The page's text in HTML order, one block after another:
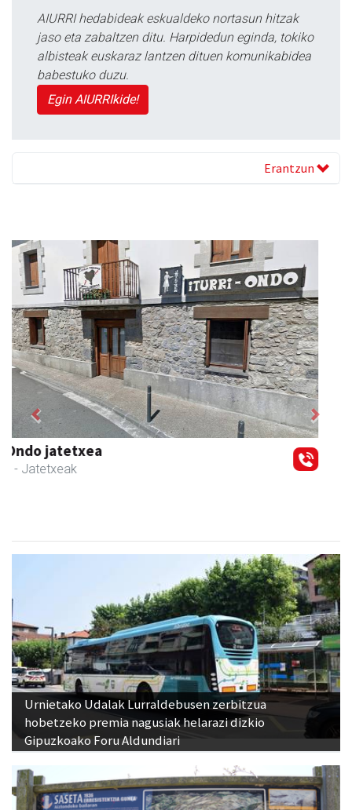
AIURRI hedabideak eskualdeko nortasun hitzak
jaso eta zabaltzen ditu. Harpidedun eginda, tokiko
albisteak euskaraz lantzen dituen komunikabidea
babestuko duzu.
Egin AIURRIkide!
Erantzun
RN mekanizatuak
Asteasu - Mekanizatuak
Previous Next
Urnietako Udalak Lurraldebusen zerbitzua
hobetzeko premia nagusiak helarazi dizkio
Gipuzkoako Foru Aldundiari